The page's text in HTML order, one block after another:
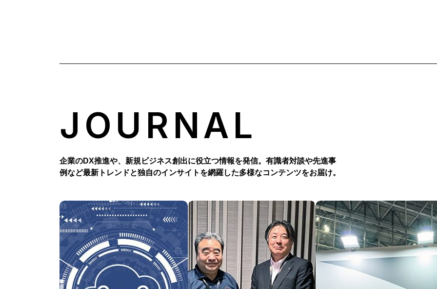
JOURNAL
企業のDX推進や、新規ビジネス創出に役立つ情報を発信。有識者対談や先進事
例など最新トレンドと独自のインサイトを網羅した多様なコンテンツをお届け。